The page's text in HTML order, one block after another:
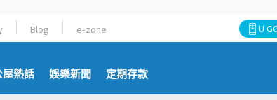
Blog e-zone U
屋熱話 娛樂新聞 定期存款